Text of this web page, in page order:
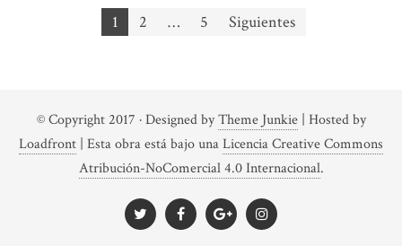
Paginación
1 2 … 5 Siguientes
© Copyright 2017 · Designed byTheme Junkie| Hosted by
Loadfront Esta obra está bajo unaLicencia Creative Commons
Atribución-NoComercial 4.0 Internacional.